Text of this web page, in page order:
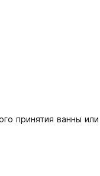
принятия ванны или